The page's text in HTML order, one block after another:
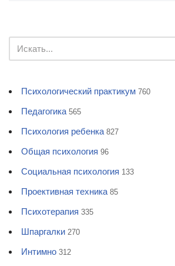
Психологический практикум 760
Педагогика 565
Психология ребенка 827
Общая психология 96
Социальная психология 133
Проективная техника 85
Психотерапия 335
Шпаргалки 270
Интимно 312